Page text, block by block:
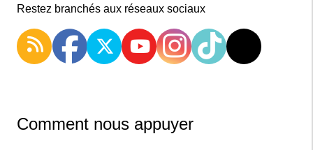
Restez branchés aux réseaux sociaux
Comment nous appuyer